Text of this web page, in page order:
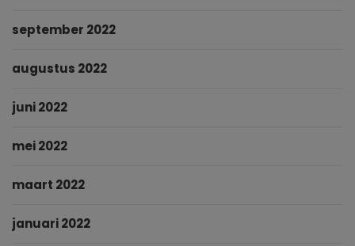
september 2022
augustus 2022
juni 2022
mei 2022
maart 2022
januari 2022